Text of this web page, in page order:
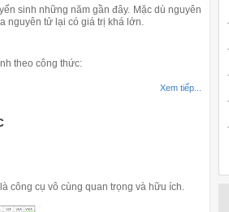
sinh những năm gần đây. Mặc dù nguyên
nguyên tử lại có giá trị khá lớn.
theo công thức:
Xem tiếp...
công cụ vô cùng quan trọng và hữu ích.